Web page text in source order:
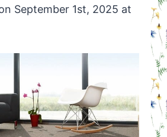
September 1st, 2025 at